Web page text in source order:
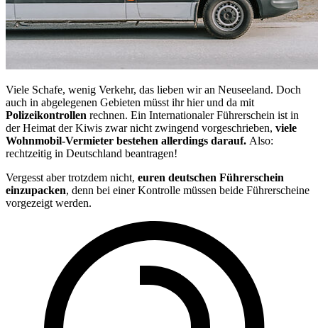
Viele Schafe, wenig Verkehr, das lieben wir an Neuseeland. Doch
auch in abgelegenen Gebieten müsst ihr hier und da mit
Polizeikontrollen rechnen. Ein Internationaler Führerschein ist in
der Heimat der Kiwis zwar nicht zwingend vorgeschrieben, viele
Wohnmobil-Vermieter bestehen allerdings darauf. Also:
rechtzeitig in Deutschland beantragen!
Vergesst aber trotzdem nicht, euren deutschen Führerschein
einzupacken, denn bei einer Kontrolle müssen beide Führerscheine
vorgezeigt werden.